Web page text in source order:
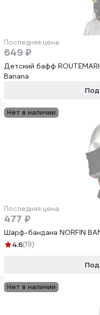
Последняя цена
649 ₽
Детский бафф
Banana
Нет в наличии
Последняя цена
477 ₽
Шарф-бандана NORFIN
4.6(19)
Нет в наличии